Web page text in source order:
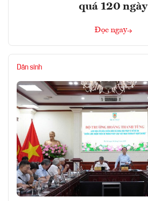
quá 120 ngày
Đọc ngay
Dân sinh